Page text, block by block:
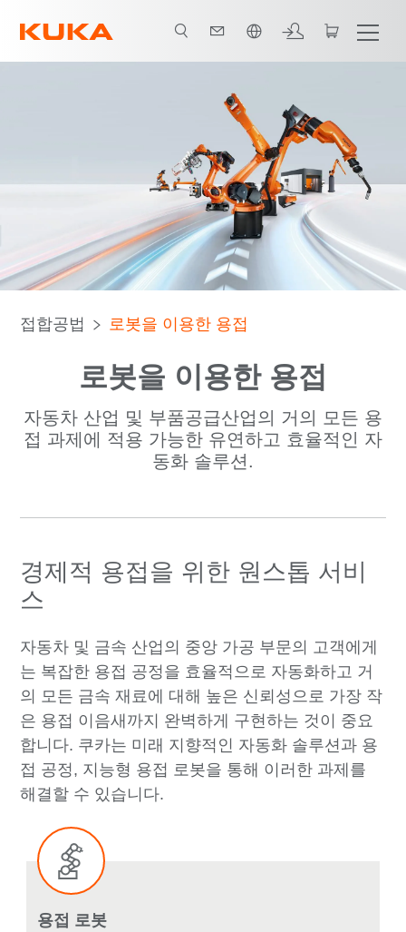
스 백서 고객 사례 문의하기 로봇 전체 패키지
접합공법 로봇을 이용한 용접
로봇을 이용한 용접
자동차 산업 및 부품공급산업의 거의 모든 용
접 과제에 적용 가능한 유연하고 효율적인 자
동화 솔루션.
경제적 용접을 위한 원스톱 서비
스
자동차 및 금속 산업의 중앙 가공 부문의 고객에게
는 복잡한 용접 공정을 효율적으로 자동화하고 거
의 모든 금속 재료에 대해 높은 신뢰성으로 가장 작
은 용접 이음새까지 완벽하게 구현하는 것이 중요
합니다. 쿠카는 미래 지향적인 자동화 솔루션과 용
접 공정, 지능형 용접 로봇을 통해 이러한 과제를
해결할 수 있습니다.
용접 로봇